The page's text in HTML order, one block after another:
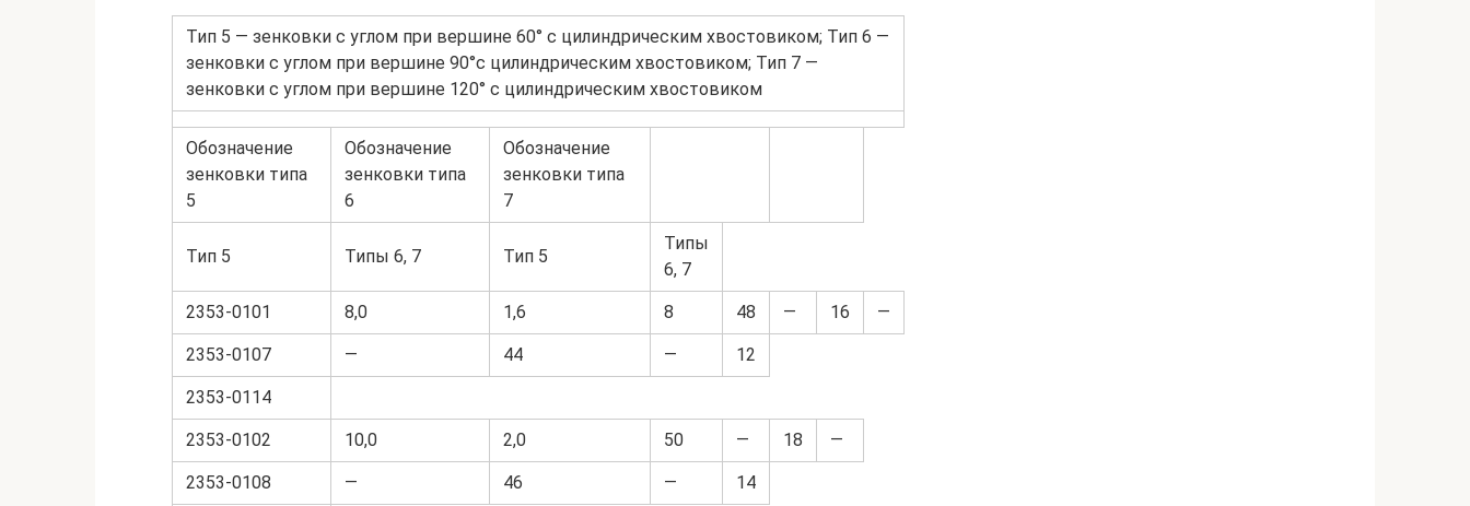
Тип 5 — зенковки с углом при вершине 60° с цилиндрическим хвостовиком; Тип 6 —
зенковки с углом при вершине 90°с цилиндрическим хвостовиком; Тип 7 —
зенковки с углом при вершине 120° с цилиндрическим хвостовиком
Обозначение
зенковки типа
5
Обозначение
зенковки типа
6
Обозначение
зенковки типа
7
Тип 5 Типы 6, 7 Тип 5
Типы
6, 7
2353-0101 8,0 1,6 8 48 — 16 —
2353-0107 — 44 — 12
2353-0114
2353-0102 10,0 2,0 50 — 18 —
2353-0108 — 46 — 14